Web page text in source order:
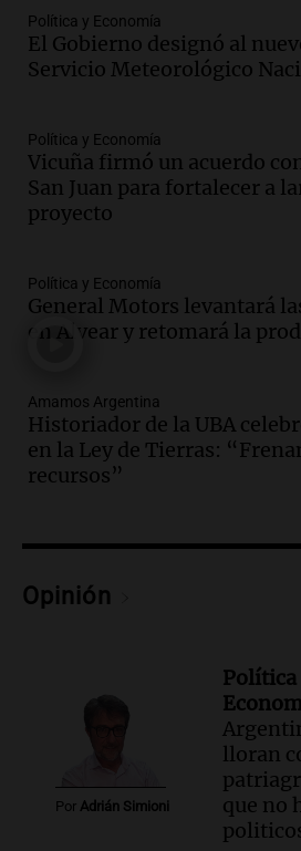
Audio.La pizzería más
Córdoba homenajeó a
pizza esculpida con su
Audio.Córdoba jugará
la visita del Papa León
Panorama Federal
Audio.Boca se impone
con gol de Azcácibar
desempeño del equipo
Audio.Boca Juniors
victoria ante
de Santiago Azcácibar
Noticias
Audio.La visita papal
Carlos Fara
Derrapó con su
Febrero al 6100 y
hospitalizado
Audio.Córdoba multará
mil los escapes libres y
Política y Economía
El Gobierno designó al
Servicio Meteorológico
Política y Economía
Vicuña firmó un acuerdo
San Juan para fortalecer a
proyecto
Política y Economía
General Motors levantará
en Alvear y retomará la
Amamos Argentina
Historiador de la UBA
en la Ley de Tierras:
recursos”
Opinión
Por Adrián Simioni
Política
lloran
que no